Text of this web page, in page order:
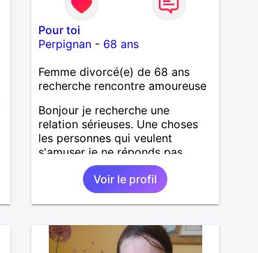
Pour toi
Perpignan - 68 ans
Femme divorcé(e) de 68 ans
recherche rencontre amoureuse
Bonjour je recherche une
relation sérieuses. Une choses
les personnes qui veulent
s'amuser je ne réponds pas....
Voir le profil